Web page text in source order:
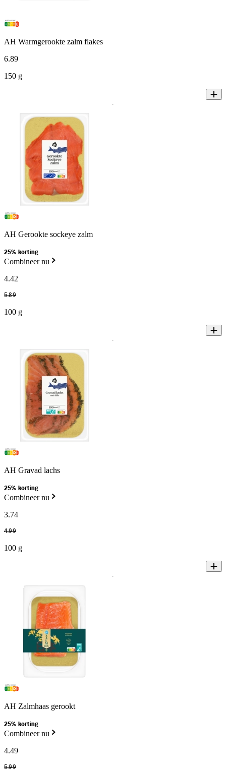
AH Warmgerookte zalm flakes
6.89
150 g
AH Gerookte sockeye zalm
25% korting
Combineer nu
4.42
5.89
100 g
AH Gravad lachs
25% korting
Combineer nu
3.74
4.99
100 g
AH Zalmhaas gerookt
25% korting
Combineer nu
4.49
5.99